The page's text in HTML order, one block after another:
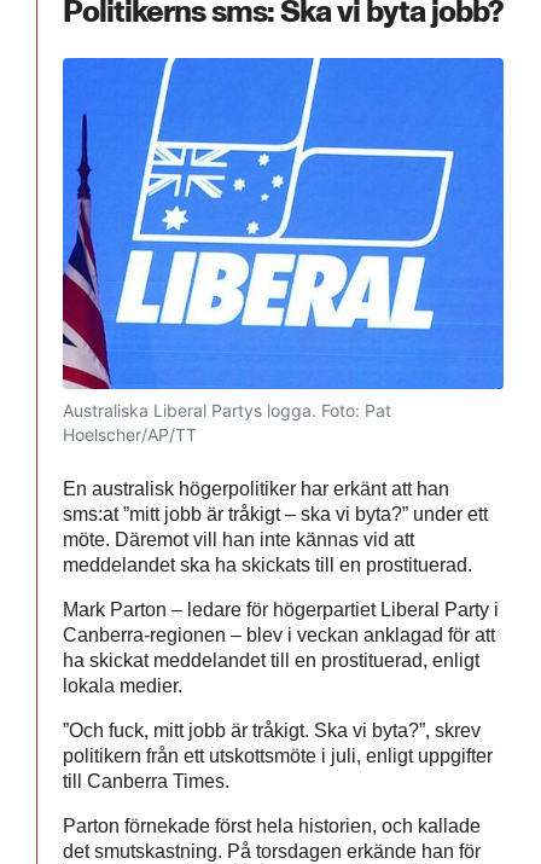
Politikerns sms: Ska vi byta jobb?
Australiska Liberal Partys logga. Foto: Pat
Hoelscher/AP/TT
En australisk högerpolitiker har erkänt att han
sms:at ”mitt jobb är tråkigt – ska vi byta?” under ett
möte. Däremot vill han inte kännas vid att
meddelandet ska ha skickats till en prostituerad.
Mark Parton – ledare för högerpartiet Liberal Party i
Canberra-regionen – blev i veckan anklagad för att
ha skickat meddelandet till en prostituerad, enligt
lokala medier.
”Och fuck, mitt jobb är tråkigt. Ska vi byta?”, skrev
politikern från ett utskottsmöte i juli, enligt uppgifter
till Canberra Times.
Parton förnekade först hela historien, och kallade
det smutskastning. På torsdagen erkände han för